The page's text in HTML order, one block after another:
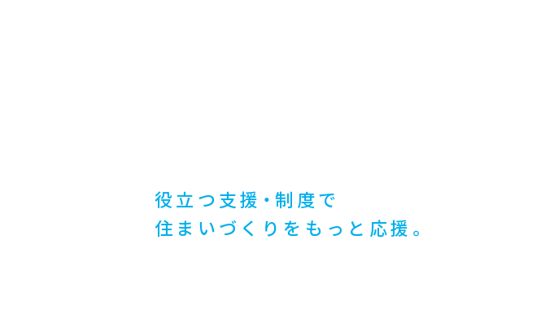
役立つ支援・制度で
住まいづくりを もっと応援。